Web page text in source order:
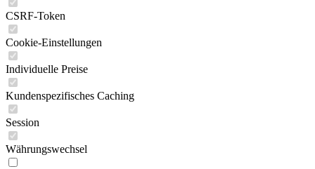
CSRF-Token
Cookie-Einstellungen
Individuelle Preise
Kundenspezifisches Caching
Session
Währungswechsel